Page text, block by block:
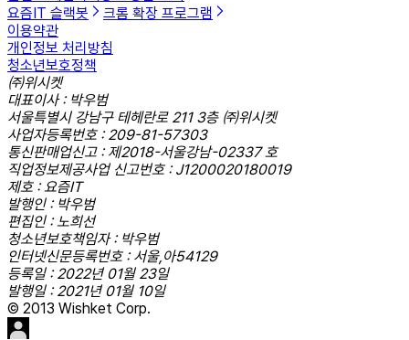
요즘IT 슬랙봇
크롬 확장 프로그램
이용약관
개인정보 처리방침
청소년보호정책
㈜위시켓
대표이사 : 박우범
서울특별시 강남구 테헤란로 211 3층 ㈜위시켓
사업자등록번호 : 209-81-57303
통신판매업신고 : 제2018-서울강남-02337 호
직업정보제공사업 신고번호 : J1200020180019
제호 : 요즘IT
발행인 : 박우범
편집인 : 노희선
청소년보호책임자 : 박우범
인터넷신문등록번호 : 서울,아54129
등록일 : 2022년 01월 23일
발행일 : 2021년 01월 10일
© 2013 Wishket Corp.